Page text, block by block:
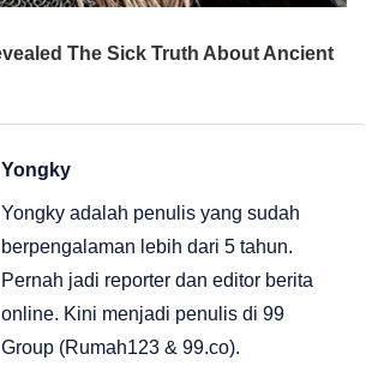
Yongky
Yongky adalah penulis yang sudah
berpengalaman lebih dari 5 tahun.
Pernah jadi reporter dan editor berita
online. Kini menjadi penulis di 99
Group (Rumah123 & 99.co).